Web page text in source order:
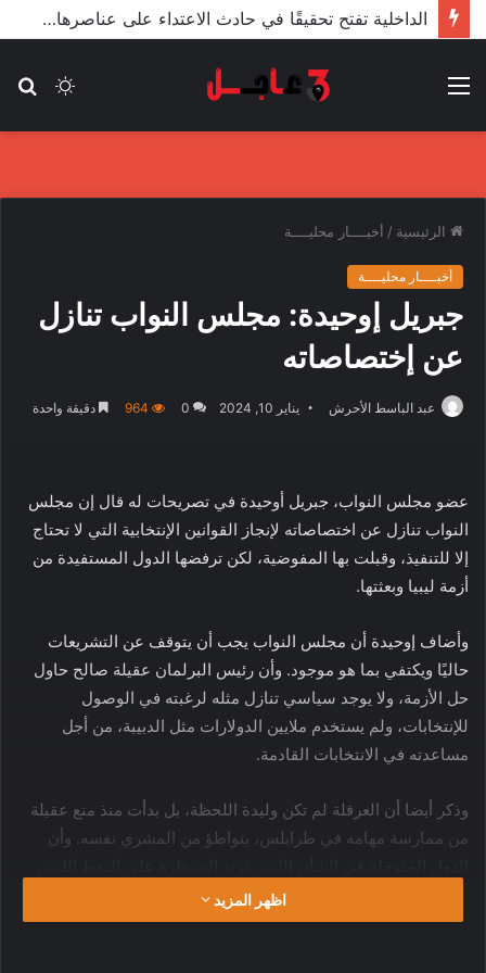
الأعور: اتفاقية ترسيم الحدود مع تركيا على طاولة النواب والاعتماد مرجّح
الوضع
القائمة
الرئيسية / أخبــــار محليــــة
أخبــــار محليــــة
جبريل إوحيدة: مجلس النواب تنازل
عن إختصاصاته
عبد الباسط الأحرش يناير 10, 2024 0
964 دقيقة واحدة
عضو مجلس النواب، جبريل أوحيدة في تصريحات له قال إن مجلس
النواب تنازل عن اختصاصاته لإنجاز القوانين الإنتخابية التي لا تحتاج
إلا للتنفيذ، وقبلت بها المفوضية، لكن ترفضها الدول المستفيدة من
أزمة ليبيا وبعثتها.
وأضاف إوحيدة أن مجلس النواب يجب أن يتوقف عن التشريعات
حاليًا ويكتفي بما هو موجود. وأن رئيس البرلمان عقيلة صالح حاول
حل الأزمة، ولا يوجد سياسي تنازل مثله لرغبته في الوصول
للإنتخابات، ولم يستخدم ملايين الدولارات مثل الدبيبة، من أجل
مساعدته في الانتخابات القادمة.
وذكر أيضا أن العرقلة لم تكن وليدة اللحظة، بل بدأت منذ منع عقيلة
من ممارسة مهامه في طرابلس، بتواطؤ من المشري نفسه. وأن
بطريقة أو بأخرى، ويريدون إفساد علاقاتنا مع دول الجوار.
اظهر المزيد